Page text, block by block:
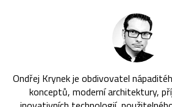
Ondřej Krynek je obdivovatel
konceptů, moderní architektury,